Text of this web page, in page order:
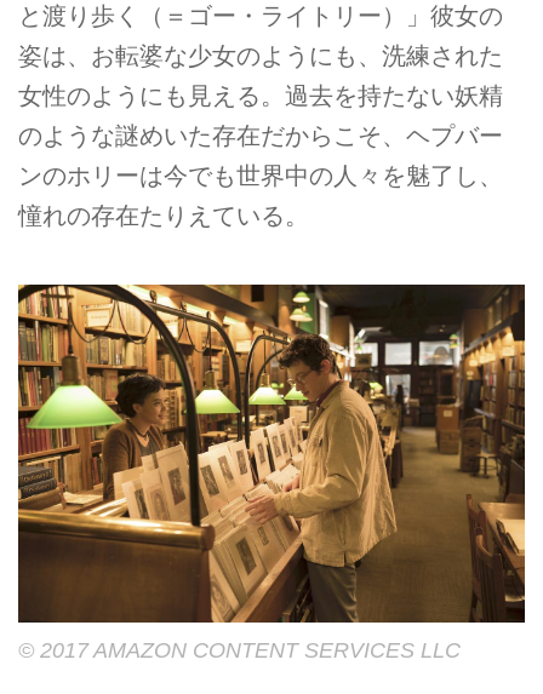
と渡り歩く（＝ゴー・ライトリー）」彼女の
姿は、お転婆な少女のようにも、洗練された
女性のようにも見える。過去を持たない妖精
のような謎めいた存在だからこそ、ヘプバー
ンのホリーは今でも世界中の人々を魅了し、
憧れの存在たりえている。
© 2017 AMAZON CONTENT SERVICES LLC